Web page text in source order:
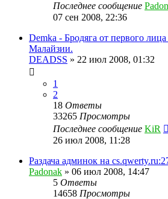
Последнее сообщение
07 сен 2008, 22:36
Demka - Бродяга от первого
Малайзии.
DEADSS » 22 июл 2008, 01:32
1
2
18 Ответы
33265 Просмотры
Последнее сообщение KiR
26 июл 2008, 11:28
Раздача админок на
Padonak » 06 июл 2008, 14:47
5 Ответы
14658 Просмотры